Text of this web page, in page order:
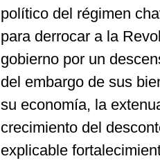
político del régimen
para derrocar a la
gobierno por un
del embargo de sus
su economía, la
crecimiento del
explicable